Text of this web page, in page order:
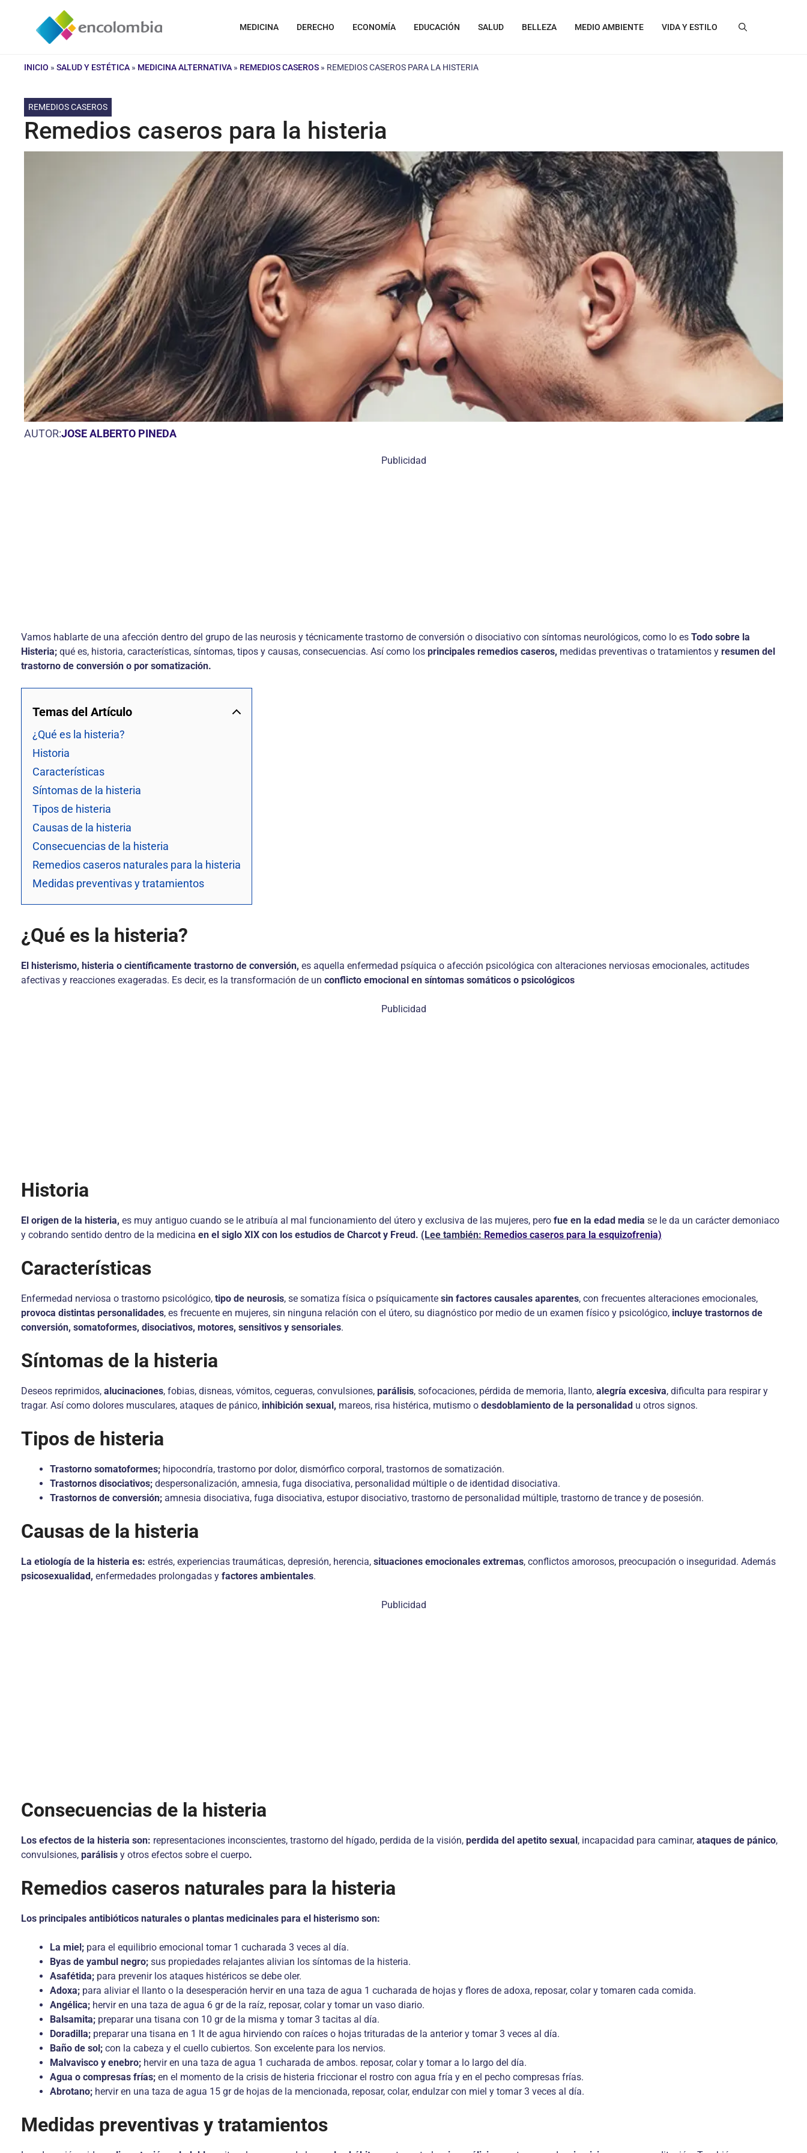
contenido
MEDICINA DERECHO ECONOMÍA EDUCACIÓN SALUD BELLEZA MEDIO AMBIENTE VIDA Y ESTILO
INICIO » SALUD Y ESTÉTICA » MEDICINA ALTERNATIVA » REMEDIOS CASEROS » REMEDIOS CASEROS PARA LA HISTERIA
REMEDIOS CASEROS
Remedios caseros para la histeria
AUTOR:JOSE ALBERTO PINEDA
Publicidad
Vamos hablarte de una afección dentro del grupo de las neurosis y técnicamente trastorno de conversión o disociativo con síntomas neurológicos, como lo es Todo sobre la
Histeria; qué es, historia, características, síntomas, tipos y causas, consecuencias. Así como los principales remedios caseros, medidas preventivas o tratamientos y resumen del
trastorno de conversión o por somatización.
Temas del Artículo
¿Qué es la histeria?
Historia
Características
Síntomas de la histeria
Tipos de histeria
Causas de la histeria
Consecuencias de la histeria
Remedios caseros naturales para la histeria
Medidas preventivas y tratamientos
¿Qué es la histeria?
El histerismo, histeria o científicamente trastorno de conversión, es aquella enfermedad psíquica o afección psicológica con alteraciones nerviosas emocionales, actitudes
afectivas y reacciones exageradas. Es decir, es la transformación de un conflicto emocional en síntomas somáticos o psicológicos
Publicidad
Historia
El origen de la histeria, es muy antiguo cuando se le atribuía al mal funcionamiento del útero y exclusiva de las mujeres, pero fue en la edad media se le da un carácter demoniaco
y cobrando sentido dentro de la medicina en el siglo XIX con los estudios de Charcot y Freud. (Lee también: Remedios caseros para la esquizofrenia)
Características
Enfermedad nerviosa o trastorno psicológico, tipo de neurosis, se somatiza física o psíquicamente sin factores causales aparentes, con frecuentes alteraciones emocionales,
provoca distintas personalidades, es frecuente en mujeres, sin ninguna relación con el útero, su diagnóstico por medio de un examen físico y psicológico, incluye trastornos de
conversión, somatoformes, disociativos, motores, sensitivos y sensoriales.
Síntomas de la histeria
Deseos reprimidos, alucinaciones, fobias, disneas, vómitos, cegueras, convulsiones, parálisis, sofocaciones, pérdida de memoria, llanto, alegría excesiva, dificulta para respirar y
tragar. Así como dolores musculares, ataques de pánico, inhibición sexual, mareos, risa histérica, mutismo o desdoblamiento de la personalidad u otros signos.
Tipos de histeria
Trastorno somatoformes; hipocondría, trastorno por dolor, dismórfico corporal, trastornos de somatización.
Trastornos disociativos; despersonalización, amnesia, fuga disociativa, personalidad múltiple o de identidad disociativa.
Trastornos de conversión; amnesia disociativa, fuga disociativa, estupor disociativo, trastorno de personalidad múltiple, trastorno de trance y de posesión.
Causas de la histeria
La etiología de la histeria es: estrés, experiencias traumáticas, depresión, herencia, situaciones emocionales extremas, conflictos amorosos, preocupación o inseguridad. Además
psicosexualidad, enfermedades prolongadas y factores ambientales.
Publicidad
Consecuencias de la histeria
Los efectos de la histeria son: representaciones inconscientes, trastorno del hígado, perdida de la visión, perdida del apetito sexual, incapacidad para caminar, ataques de pánico,
convulsiones, parálisis y otros efectos sobre el cuerpo.
Remedios caseros naturales para la histeria
Los principales antibióticos naturales o plantas medicinales para el histerismo son:
La miel; para el equilibrio emocional tomar 1 cucharada 3 veces al día.
Byas de yambul negro; sus propiedades relajantes alivian los síntomas de la histeria.
Asafétida; para prevenir los ataques histéricos se debe oler.
Adoxa; para aliviar el llanto o la desesperación hervir en una taza de agua 1 cucharada de hojas y flores de adoxa, reposar, colar y tomaren cada comida.
Angélica; hervir en una taza de agua 6 gr de la raíz, reposar, colar y tomar un vaso diario.
Balsamita; preparar una tisana con 10 gr de la misma y tomar 3 tacitas al día.
Doradilla; preparar una tisana en 1 lt de agua hirviendo con raíces o hojas trituradas de la anterior y tomar 3 veces al día.
Baño de sol; con la cabeza y el cuello cubiertos. Son excelente para los nervios.
Malvavisco y enebro; hervir en una taza de agua 1 cucharada de ambos. reposar, colar y tomar a lo largo del día.
Agua o compresas frías; en el momento de la crisis de histeria friccionar el rostro con agua fría y en el pecho compresas frías.
Abrotano; hervir en una taza de agua 15 gr de hojas de la mencionada, reposar, colar, endulzar con miel y tomar 3 veces al día.
Medidas preventivas y tratamientos